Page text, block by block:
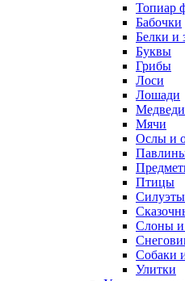
Топиар
Бабочки
Белки и
Буквы
Грибы
Лоси
Лошади
Медведи
Мячи
Ослы и
Птицы
Слоны и
Собаки
Улитки